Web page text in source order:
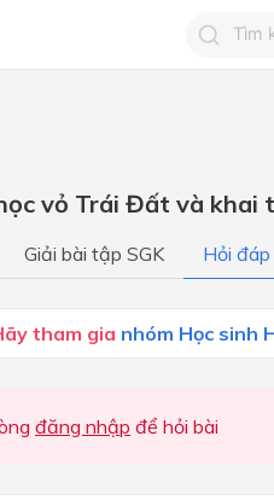
Phần Vật lí
Chương 1.
vỏ Trái Đất và
Giải bài tập SGK Hỏi đáp
tham gia nhóm Học sinh
đăng nhập để hỏi bài